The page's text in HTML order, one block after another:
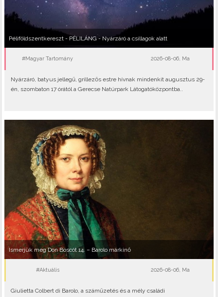
Péliföldszentkereszt - PÉLILÁNG - Nyárzáró a csillagok alatt
#Magyar Tartomány 2026-08-06, Ma
Nyárzáró, batyus jellegű, grillezős estre hívnak mindenkit augusztus 29-
én, szombaton 17 órától a Gerecse Natúrpark Látogatóközpontba..
Ismerjük meg Don Boscót 14. – Barolo márkinő
#Aktuális 2026-08-06, Ma
Giulietta Colbert di Barolo, a száműzetés és a mély családi